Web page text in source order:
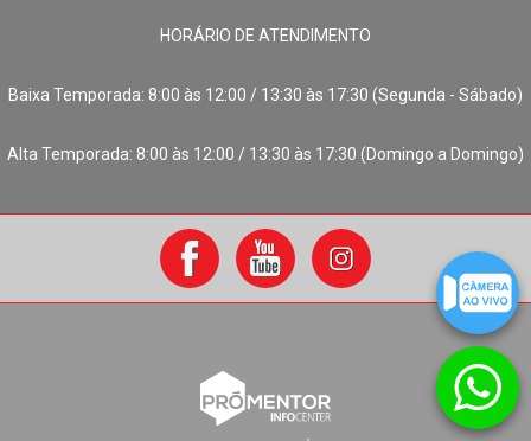
HORÁRIO DE ATENDIMENTO
Baixa Temporada: 8:00 às 12:00 / 13:30 às 17:30 (Segunda - Sábado)
Alta Temporada: 8:00 às 12:00 / 13:30 às 17:30 (Domingo a Domingo)